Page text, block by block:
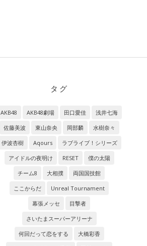
タグ
AKB48 AKB48劇場 田口愛佳
浅井七海
佐藤美波
東山奈央 岡部麟
水樹奈々
伊波杏樹
Aqours
ラブライブ！シリーズ
アイドルの夜明け
RESET
僕の太陽
チーム8
大相撲
両国国技館
ここからだ
Unreal Tournament
幕張メッセ
目撃者
さいたまスーパーアリーナ
何回だって恋をする
大橋彩香